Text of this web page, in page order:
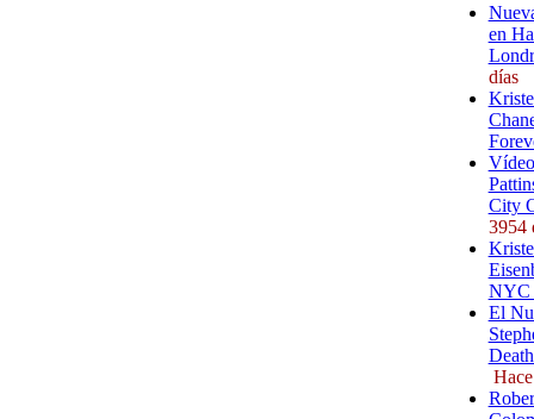
en
días
City
3954
NYC
El